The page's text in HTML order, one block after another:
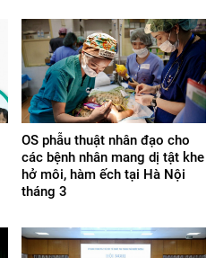
OS phẫu thuật nhân đạo cho
các bệnh nhân mang dị tật khe
hở môi, hàm ếch tại Hà Nội
tháng 3